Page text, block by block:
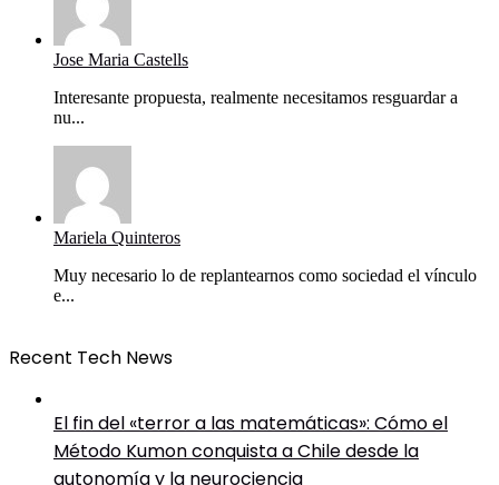
Jose Maria Castells
Interesante propuesta, realmente necesitamos resguardar a
nu...
Mariela Quinteros
Muy necesario lo de replantearnos como sociedad el vínculo
e...
Recent Tech News
El fin del «terror a las matemáticas»: Cómo el
Método Kumon conquista a Chile desde la
autonomía y la neurociencia